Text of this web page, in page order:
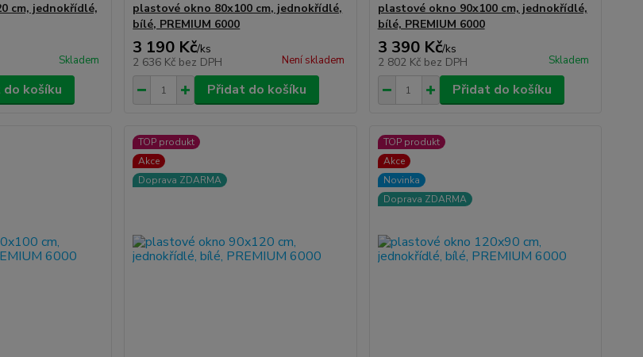
cm, jednokřídlé,
Skladem
košíku
plastové okno 80x100 cm, jednokřídlé,
bílé, PREMIUM 6000
3 190 Kč/ks
2 636 Kč bez DPH Není skladem
Přidat do košíku
plastové okno 90x100 cm, jednokřídlé,
bílé, PREMIUM 6000
3 390 Kč/ks
2 802 Kč bez DPH Skladem
Přidat do košíku
TOP produkt
Akce
Doprava ZDARMA
TOP produkt
Akce
Novinka
Doprava ZDARMA